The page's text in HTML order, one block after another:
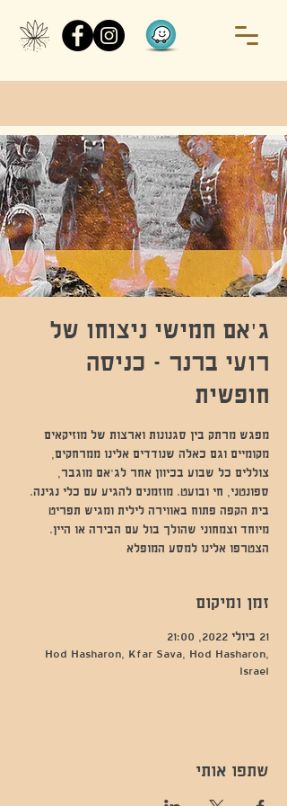
ג'אם חמישי ניצוחו של
רועי ברנר - כניסה
חופשית
מפגש מרתק בין סגנונות וארצות של מוזיקאים
מקומיים וגם כאלה שנודדים אלינו ממרחקים,
צוללים כל שבוע בכיוון אחר לג'אם מוגבר,
ספונטני, חי ובועט. מוזמנים להגיע עם כלי נגינה.
בית הקפה פתוח באווירה לילית ומגיש תפריט
מיוחד וצמחוני שהולך בול עם הבירה או היין.
הצטרפו אלינו למסע המופלא
זמן ומיקום
21 ביולי 2022, 21:00
Hod Hasharon, Kfar Sava, Hod Hasharon,
Israel
שתפו אותי